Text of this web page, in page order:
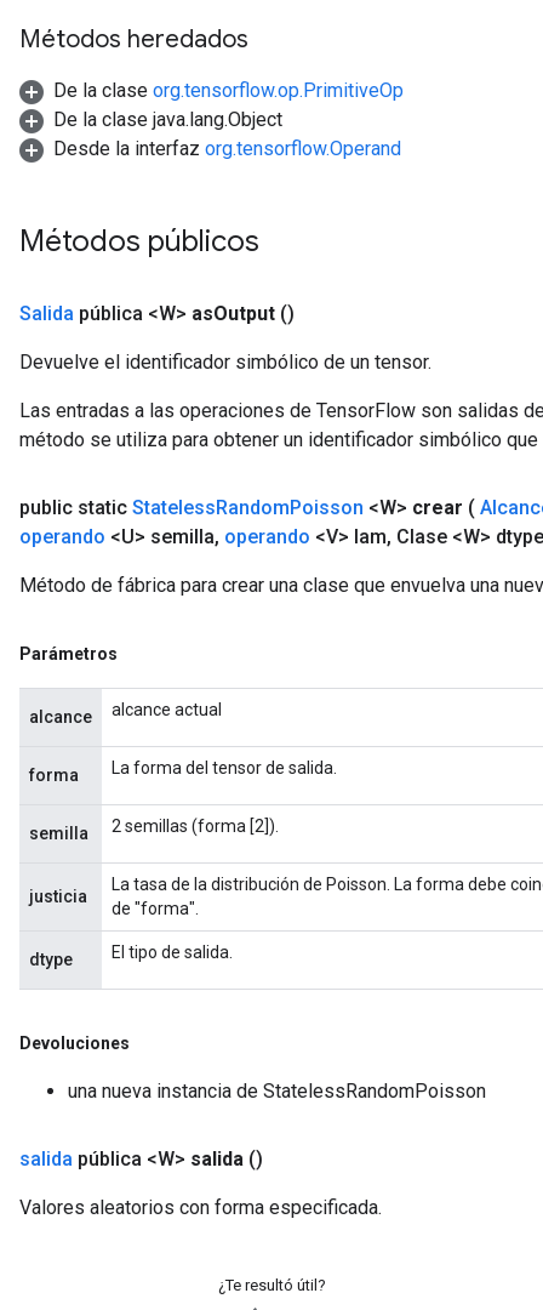
Métodos heredados
De la clase org.tensorflow.op.PrimitiveOp
De la clase java.lang.Object
Desde la interfaz org.tensorflow.Operand
Métodos públicos
Salida pública <W> asOutput ()
Devuelve el identificador simbólico de un tensor.
Las entradas a las operaciones de TensorFlow son salidas
método se utiliza para obtener un identificador simbólico
public static StatelessRandomPoisson <W> crear (
operando <U> semilla, operando <V> lam, Clase <W>
Método de fábrica para crear una clase que envuelva una
Parámetros
alcance alcance actual
forma La forma del tensor de salida.
semilla 2 semillas (forma [2]).
justicia
La tasa de la distribución de Poisson. La forma debe
de "forma".
dtype El tipo de salida.
Devoluciones
una nueva instancia de StatelessRandomPoisson
salida pública <W> salida ()
Valores aleatorios con forma especificada.
¿Te resultó útil?